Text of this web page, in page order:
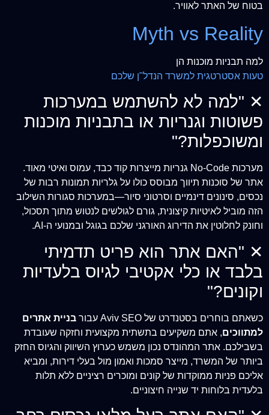
בטוח של האתר לאוויר.
Myth vs Reality
למה תבניות מוכנות הן
טעות אסטרטגית למשרד הנדל"ן שלכם
✕ "למה לא להשתמש במערכות
פשוטות וגנריות או בתבניות מוכנות
ומשוכפלות?"
מערכות No-Code גנריות מייצרות קוד כבד, עמוס ואיטי מאוד.
אתר של סוכנות תיווך מבוסס כולו על גלריות תמונות רבות של
נכסים, סינונים דינמיים וסרטוני סיור—במערכות סגורות השילוב
הזה מוביל לאיטיות קיצונית, גורם לגולשים לנטוש מתוך תסכול,
וחונק לחלוטין את הדירוג האורגני שלכם בגוגל ובמנועי ה-AI.
✕ "האם אתר הוא פריט תדמיתי
בלבד או כלי אקטיבי לגיוס בלעדיות
וקונים?"
כשאתם בוחרים בסטנדרט של Aviv SEO עבור
בניית אתרים
למתווכים, אתם משקיעים בתשתית מקצועית וחזקה שעובדת
בשבילכם. אתר המהונדס נכון משמש כערוץ השיווק והגיוס החזק
ביותר של המשרד, מייצר סמכות ואמון מול בעלי דירות, ומביא
אליכם פניות ממוקדות של קונים ומוכרים רציניים ללא תלות
בלעדית בלוחות יד שנייה חיצוניים.